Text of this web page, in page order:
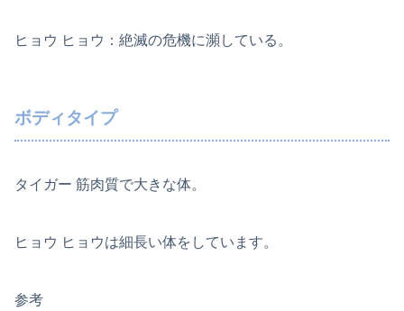
ヒョウ ヒョウ：絶滅の危機に瀕している。
ボディタイプ
タイガー 筋肉質で大きな体。
ヒョウ ヒョウは細長い体をしています。
参考